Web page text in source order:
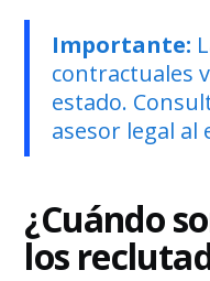
Importante:
contractuales
estado.
asesor legal al
¿Cuándo
los